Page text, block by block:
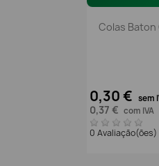
Colas
0,30 € sem
0,37 € com IVA
0 Avaliação(ões)